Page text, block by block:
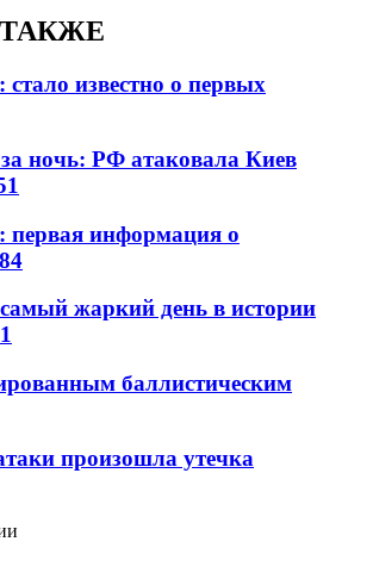
известно о первых
ночь: РФ атаковала Киев
первая информация о
жаркий день в истории
баллистическим
произошла утечка